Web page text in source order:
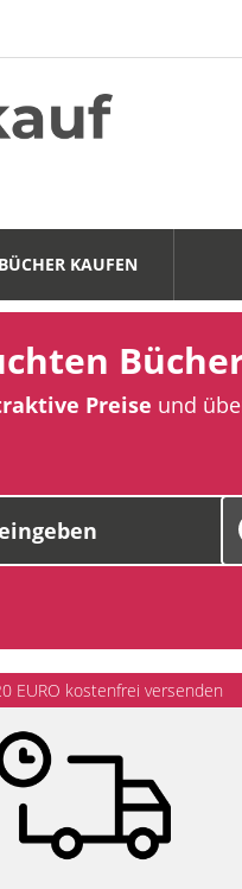
BÜCHER KAUFEN
Preise und
EURO kostenfrei versenden